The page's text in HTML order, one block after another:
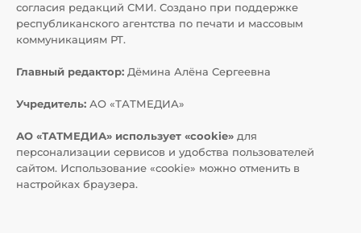
согласия редакций СМИ. Создано при поддержке
республиканского агентства по печати и массовым
коммуникациям РТ.
Главный редактор: Дёмина Алёна Сергеевна
Учредитель: АО «ТАТМЕДИА»
АО «ТАТМЕДИА» использует «cookie» для
персонализации сервисов и удобства пользователей
сайтом. Использование «cookie» можно отменить в
настройках браузера.